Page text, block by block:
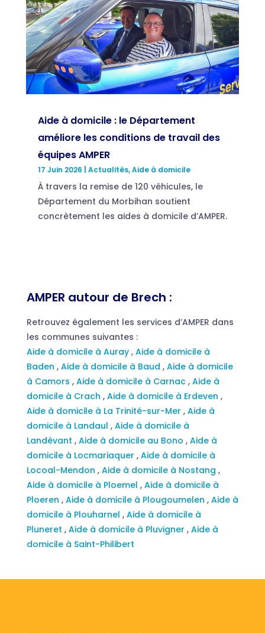
Aide à domicile : le Département
améliore les conditions de travail des
équipes AMPER
17 Juin 2026 Actualités,Aide à domicile
À travers la remise de 120 véhicules, le
Département du Morbihan soutient
concrètement les aides à domicile d’AMPER.
AMPER autour de Brech :
Retrouvez également les services d’AMPER dans
les communes suivantes :
Aide à domicile à Auray , Aide à domicile à
Baden , Aide à domicile à Baud , Aide à domicile
à Camors , Aide à domicile à Carnac , Aide à
domicile à Crach , Aide à domicile à Erdeven ,
Aide à domicile à La Trinité-sur-Mer , Aide à
domicile à Landaul , Aide à domicile à
Landévant , Aide à domicile au Bono , Aide à
domicile à Locmariaquer , Aide à domicile à
Locoal-Mendon , Aide à domicile à Nostang ,
Aide à domicile à Ploemel , Aide à domicile à
Ploeren , Aide à domicile à Plougoumelen , Aide à
domicile à Plouharnel , Aide à domicile à
Pluneret , Aide à domicile à Pluvigner , Aide à
domicile à Saint-Philibert